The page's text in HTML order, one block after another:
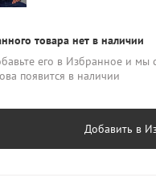
товара нет в наличии
его в Избранное и мы
появится в наличии
Добавить в